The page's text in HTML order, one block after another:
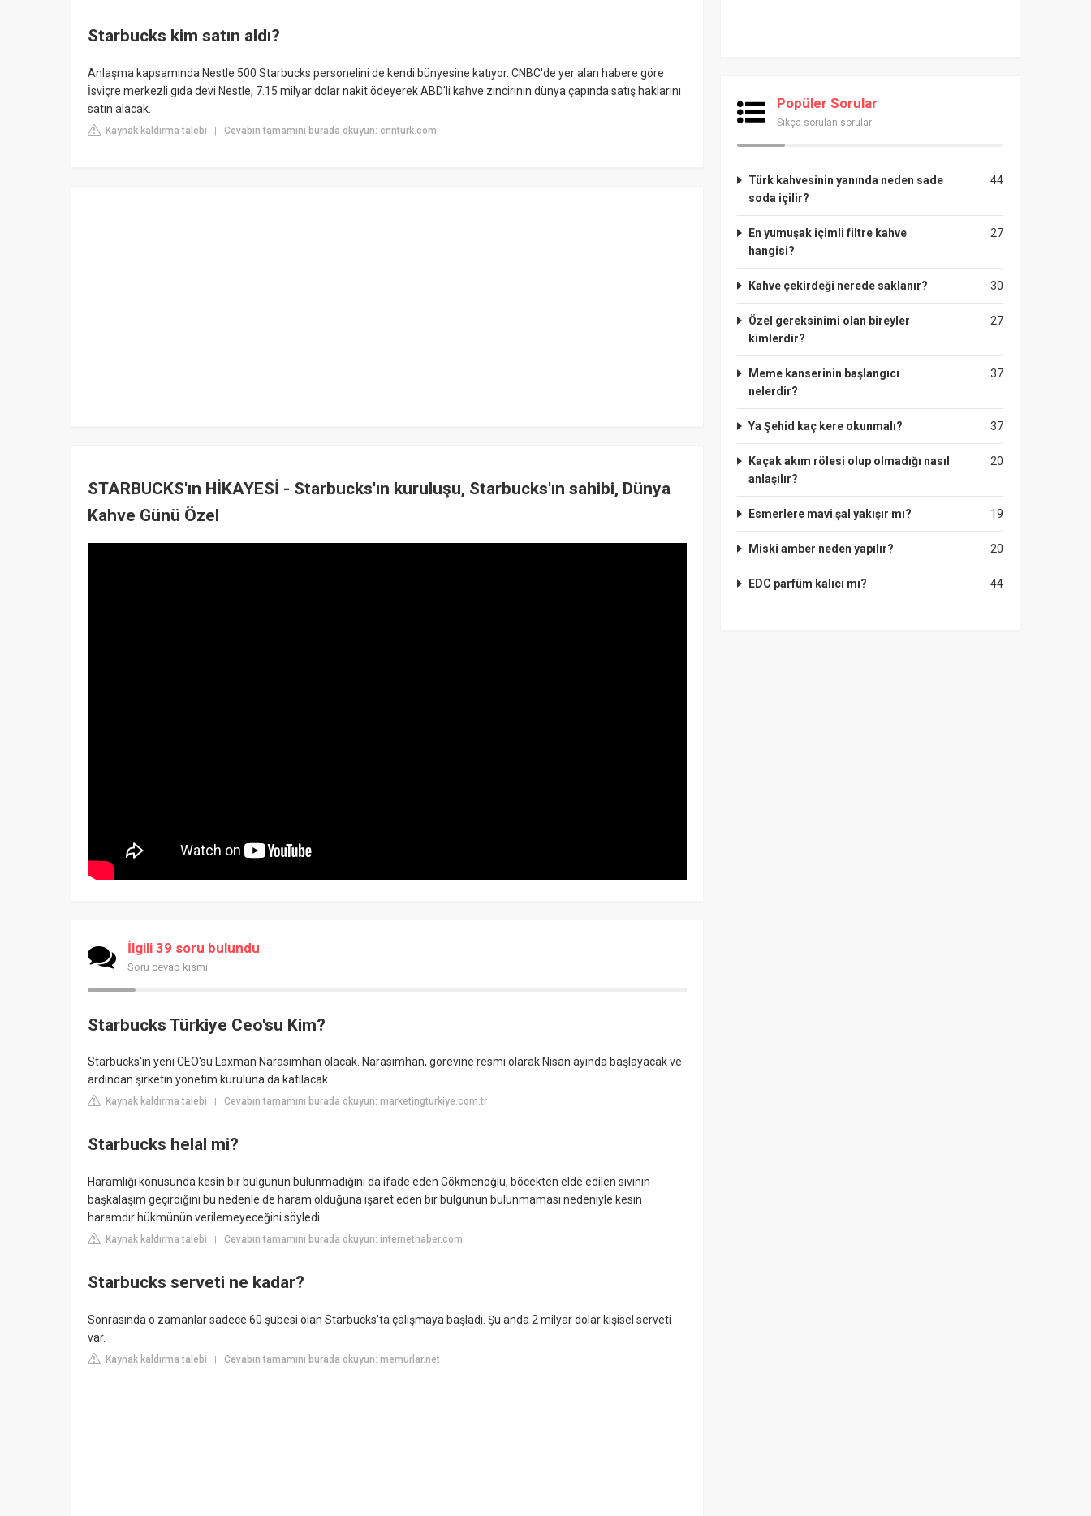
Starbucks kim satın aldı?
Anlaşma kapsamında Nestle 500 Starbucks personelini de kendi bünyesine katıyor. CNBC'de yer alan habere göre
İsviçre merkezli gıda devi Nestle, 7.15 milyar dolar nakit ödeyerek ABD'li kahve zincirinin dünya çapında satış haklarını
satın alacak.
Kaynak kaldırma talebi | Cevabın tamamını burada okuyun: cnnturk.com
STARBUCKS'ın HİKAYESİ - Starbucks'ın kuruluşu, Starbucks'ın sahibi, Dünya
Kahve Günü Özel
İlgili 39 soru bulundu
Soru cevap kısmı
Starbucks Türkiye Ceo'su Kim?
Starbucks'ın yeni CEO'su Laxman Narasimhan olacak. Narasimhan, görevine resmi olarak Nisan ayında başlayacak ve
ardından şirketin yönetim kuruluna da katılacak.
Kaynak kaldırma talebi | Cevabın tamamını burada okuyun: marketingturkiye.com.tr
Starbucks helal mi?
Haramlığı konusunda kesin bir bulgunun bulunmadığını da ifade eden Gökmenoğlu, böcekten elde edilen sıvının
başkalaşım geçirdiğini bu nedenle de haram olduğuna işaret eden bir bulgunun bulunmaması nedeniyle kesin
haramdır hükmünün verilemeyeceğini söyledi.
Kaynak kaldırma talebi | Cevabın tamamını burada okuyun: internethaber.com
Starbucks serveti ne kadar?
Sonrasında o zamanlar sadece 60 şubesi olan Starbucks'ta çalışmaya başladı. Şu anda 2 milyar dolar kişisel serveti
var.
Kaynak kaldırma talebi | Cevabın tamamını burada okuyun: memurlar.net
Popüler Sorular
Sıkça sorulan sorular
44
Türk kahvesinin yanında neden sade
soda içilir?
27
En yumuşak içimli filtre kahve
hangisi?
30
Kahve çekirdeği nerede saklanır?
27
Özel gereksinimi olan bireyler
kimlerdir?
37
Meme kanserinin başlangıcı
nelerdir?
37
Ya Şehid kaç kere okunmalı?
20
Kaçak akım rölesi olup olmadığı nasıl
anlaşılır?
19
Esmerlere mavi şal yakışır mı?
20
Miski amber neden yapılır?
44
EDC parfüm kalıcı mı?